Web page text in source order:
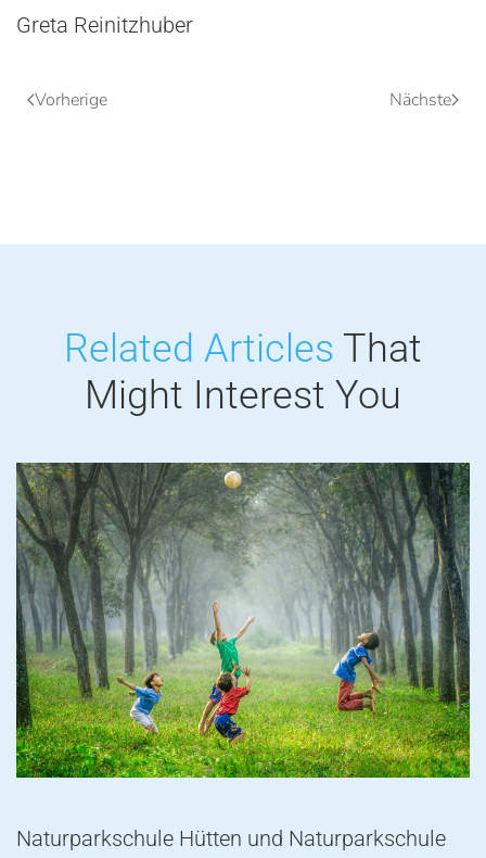
Greta Reinitzhuber
Vorherige Nächste
Related Articles That
Might Interest You
Naturparkschule Hütten und Naturparkschule